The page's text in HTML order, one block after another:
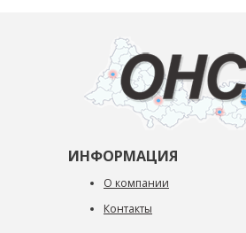
ИНФОРМАЦИЯ
О компании
Контакты